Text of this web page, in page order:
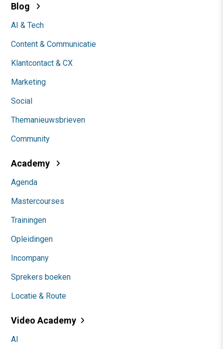
Blog
AI & Tech
Content & Communicatie
Klantcontact & CX
Marketing
Social
Themanieuwsbrieven
Community
Academy
Agenda
Mastercourses
Trainingen
Opleidingen
Incompany
Sprekers boeken
Locatie & Route
Video Academy
AI